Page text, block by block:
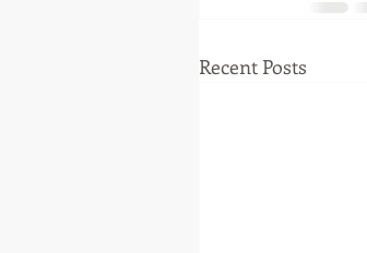
Recent Posts